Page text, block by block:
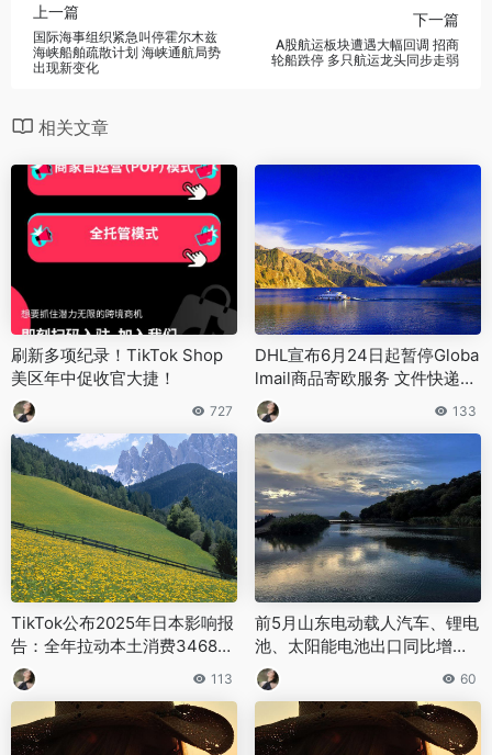
上一篇
国际海事组织紧急叫停霍尔木兹
海峡船舶疏散计划 海峡通航局势
出现新变化
下一篇
A股航运板块遭遇大幅回调 招商
轮船跌停 多只航运龙头同步走弱
相关文章
刷新多项纪录！TikTok Shop
美区年中促收官大捷！
727
DHL宣布6月24日起暂停Globa
lmail商品寄欧服务 文件快递业
务不受影响
133
‌TikTok公布2025年日本影响报
告：全年拉动本土消费3468亿
日元‌
113
前5月山东电动载人汽车、锂电
池、太阳能电池出口同比增长2
7.7%
60